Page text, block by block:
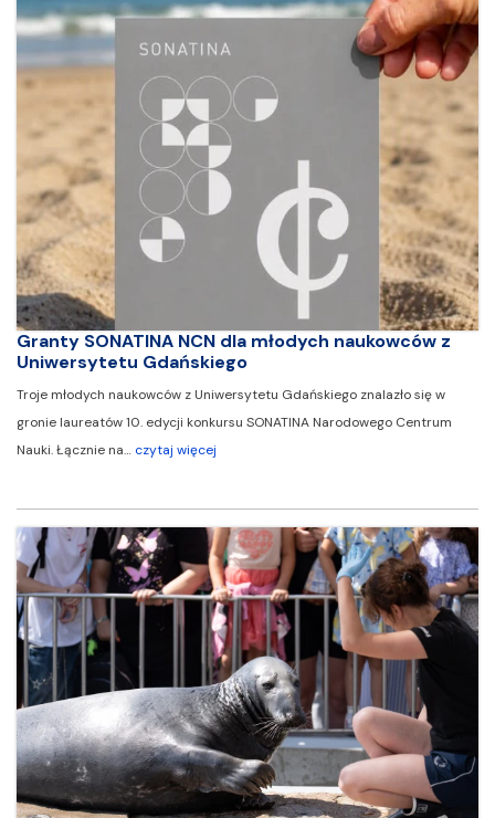
Granty SONATINA NCN dla młodych naukowców z
Uniwersytetu Gdańskiego
Troje młodych naukowców z Uniwersytetu Gdańskiego znalazło się w
gronie laureatów 10. edycji konkursu SONATINA Narodowego Centrum
Nauki. Łącznie na… czytaj więcej